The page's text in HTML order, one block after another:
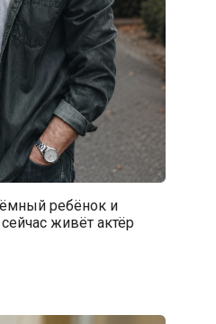
ребёнок и
живёт актёр